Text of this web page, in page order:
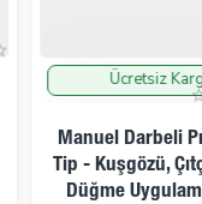
İndirimde
Ücretsiz Kargo
Darbeli Pres Hafif
Kuşgözü, Çıtçıt Ve Kot
Uygulama Presi